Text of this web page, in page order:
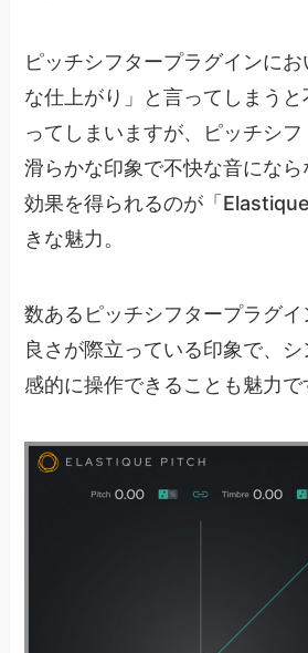
ピッチシフタープラグインに
な仕上がり」と言ってしまう
ってしまいますが、ピッチシ
滑らかな印象で不快な音にな
効果を得られるのが「
きな魅力。
数あるピッチシフタープラグ
良さが際立っている印象で、
感的に操作できることも魅力で